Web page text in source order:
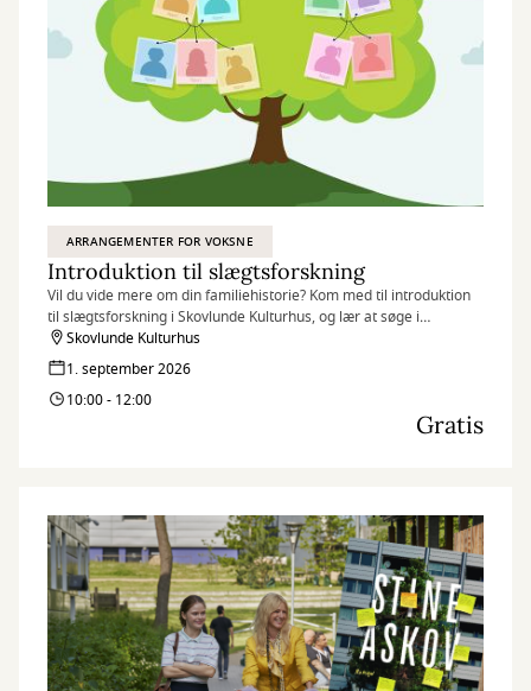
ARRANGEMENTER FOR VOKSNE
Introduktion til slægtsforskning
Vil du vide mere om din familiehistorie? Kom med til introduktion
til slægtsforskning i Skovlunde Kulturhus, og lær at søge i
databaser, finde dine aner og komme godt i gang med dit
stamtræ.
Skovlunde Kulturhus
1. september 2026
10:00 - 12:00
Gratis